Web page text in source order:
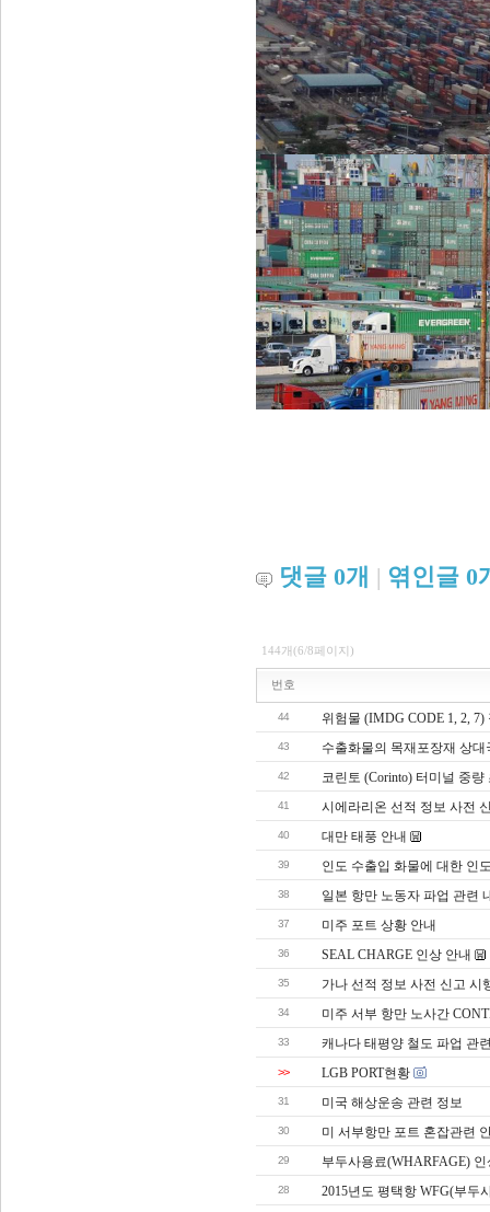
댓글 0개 | 엮인글 0
144개(6/8페이지)
번호
44 위험물 (IMDG CODE 1, 2,
43 수출화물의 목재포장재 상
42 코린토 (Corinto) 터미널 중
41 시에라리온 선적 정보 사전
40 대만 태풍 안내
39 인도 수출입 화물에 대한 인
38 일본 항만 노동자 파업 관련
37 미주 포트 상황 안내
36 SEAL CHARGE 인상 안내
35 가나 선적 정보 사전 신고 시
34 미주 서부 항만 노사간
33 캐나다 태평양 철도 파업 관
>> LGB PORT현황
31 미국 해상운송 관련 정보
30 미 서부항만 포트 혼잡관련
29 부두사용료(WHARFAGE)
28 2015년도 평택항 WFG(부두